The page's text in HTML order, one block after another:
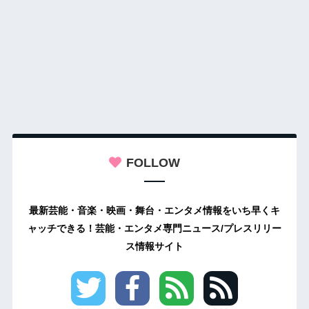
FOLLOW
最新芸能・音楽・映画・舞台・エンタメ情報をいち早くキ
ャッチできる！芸能・エンタメ専門ニュース/プレスリリー
ス情報サイト